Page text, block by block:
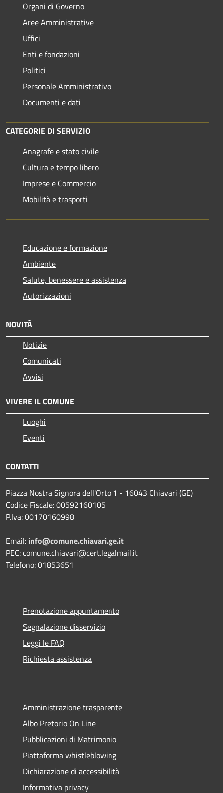
Organi di Governo
Aree Amministrative
Uffici
Enti e fondazioni
Politici
Personale Amministrativo
Documenti e dati
CATEGORIE DI SERVIZIO
Anagrafe e stato civile
Cultura e tempo libero
Imprese e Commercio
Mobilità e trasporti
Educazione e formazione
Ambiente
Salute, benessere e assistenza
Autorizzazioni
NOVITÀ
Notizie
Comunicati
Avvisi
VIVERE IL COMUNE
Luoghi
Eventi
CONTATTI
Piazza Nostra Signora dell'Orto 1 - 16043 Chiavari (GE)
Codice Fiscale: 00592160105
P.Iva: 00170160998
Email: info@comune.chiavari.ge.it
PEC: comune.chiavari@cert.legalmail.it
Telefono: 01853651
Prenotazione appuntamento
Segnalazione disservizio
Leggi le FAQ
Richiesta assistenza
Amministrazione trasparente
Albo Pretorio On Line
Pubblicazioni di Matrimonio
Piattaforma whistleblowing
Dichiarazione di accessibilità
Informativa privacy